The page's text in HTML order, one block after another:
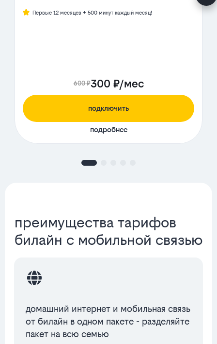
Первые 12 месяцев + 500 минут каждый месяц!
600 ₽300 ₽/мес
подключить
подробнее
преимущества тарифов
билайн с мобильной связью
домашний интернет и мобильная связь
от билайн в одном пакете - разделяйте
пакет на всю семью